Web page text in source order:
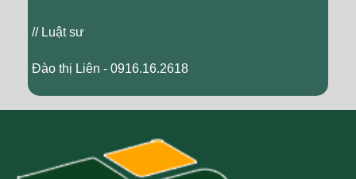
// Luật sư
Đào thị Liên - 0916.16.2618